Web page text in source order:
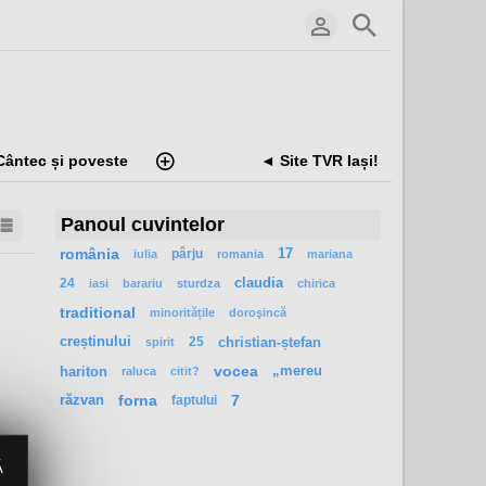
și poveste ◄ Site TVR Iași!
Panoul cuvintelor
românia iulia pârju romania 17 mariana
24 iasi barariu sturdza claudia chirica
traditional minoritățile doroşincă
creștinului spirit 25
christian-ștefan
hariton
raluca citit? vocea
„mereu
răzvan
forna faptului 7